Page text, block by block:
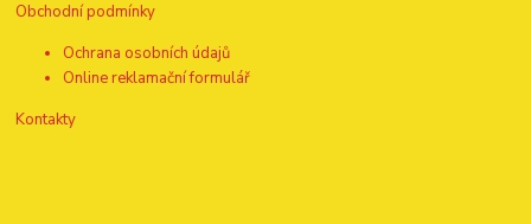
Obchodní podmínky
Ochrana osobních údajů
Online reklamační formulář
Kontakty